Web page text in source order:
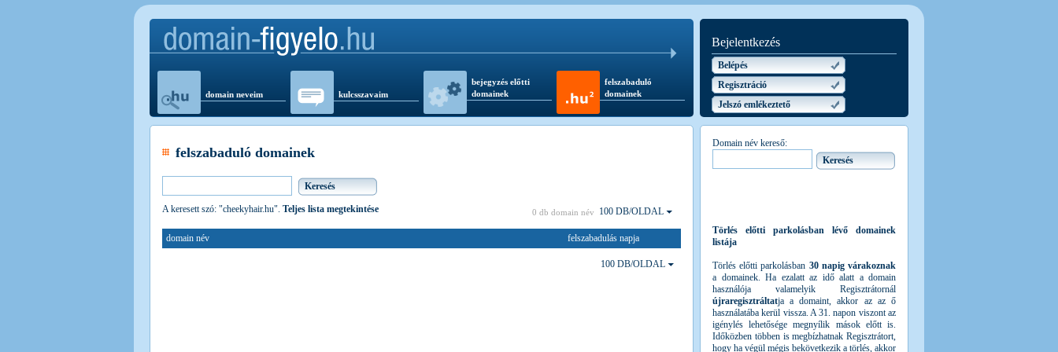
domain neveim kulcsszavaim
bejegyzés előtti
domainek
felszabaduló
domainek
Bejelentkezés
Belépés
Regisztráció
Jelszó emlékeztető
felszabaduló domainek
A keresett szó: "cheekyhair.hu". Teljes lista megtekintése 0 db domain név 100 DB/OLDAL
domain név felszabadulás napja
100 DB/OLDAL
Domain név kereső:
Törlés előtti parkolásban lévő domainek
listája
Törlés előtti parkolásban 30 napig várakoznak
a domainek. Ha ezalatt az idő alatt a domain
használója valamelyik Regisztrátornál
újraregisztráltatja a domaint, akkor az az ő
használatába kerül vissza. A 31. napon viszont az
igénylés lehetősége megnyílik mások előtt is.
Időközben többen is megbízhatnak Regisztrátort,
hogy ha végül mégis bekövetkezik a törlés, akkor